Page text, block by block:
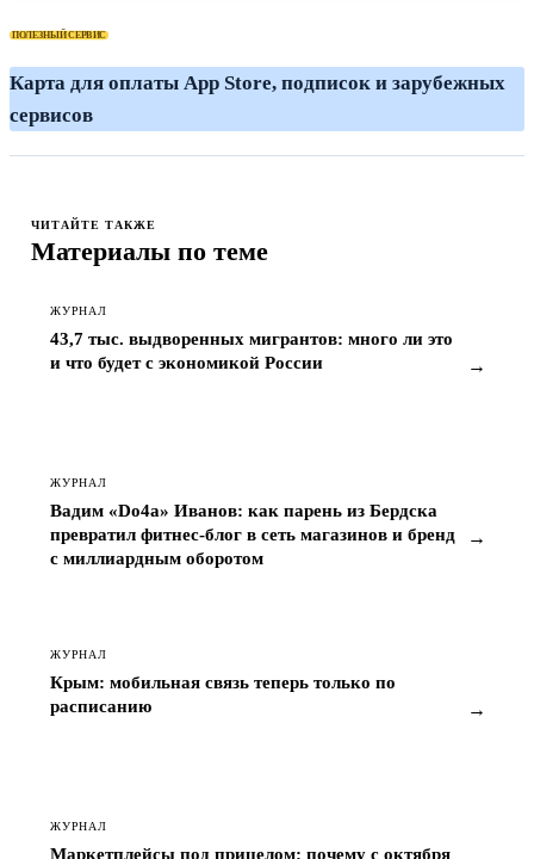
ПОЛЕЗНЫЙ СЕРВИС
К
Материалы по теме
43,7 тыс. выдворенных мигрантов: много ли это
и что будет с экономикой России
Вадим «Do4a» Иванов: как парень из Бердска
превратил фитнес-блог в сеть магазинов и бренд
с миллиардным оборотом
Крым: мобильная связь теперь только по
расписанию
Маркетплейсы под прицелом: почему с октября
всем станет сложнее торговать